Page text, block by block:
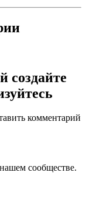
создайте
комментарий
сообществе.